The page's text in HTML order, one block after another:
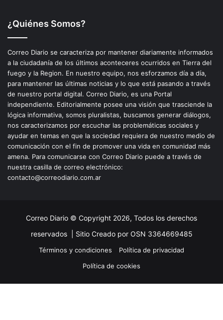
¿Quiénes Somos?
Correo Diario se caracteriza por mantener diariamente informados
a la ciudadanía de los últimos aconteceres ocurridos en Tierra del
fuego y la Region. En nuestro equipo, nos esforzamos día a día,
para mantener las últimas noticias y lo que está pasando a través
de nuestro portal digital. Correo Diario, es una Portal
independiente. Editorialmente posee una visión que trasciende la
lógica informativa, somos pluralistas, buscamos generar diálogos,
nos caracterizamos por escuchar las problemáticas sociales y
ayudar en temas en que la sociedad requiera de nuestro medio de
comunicación con el fin de promover una vida en comunidad más
amena. Para comunicarse con Correo Diario puede a través de
nuestra casilla de correo electrónico:
contacto@correodiario.com.ar
Correo Diario © Copyright 2026, Todos los derechos
reservados | Sitio Creado por OSN 3364669485
Términos y condiciones
Política de privacidad
Política de cookies